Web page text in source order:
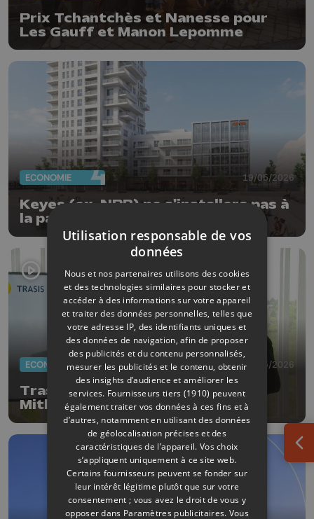
Prix Tchantchès et Nanesse pour
Les Gauff et Manon Lepomme
ECONOMIE 19/05/2026
Keyes (ex-NRB) ne s'installera pas à
la patinoire de Liège
ECONOMIE 19/05/2026
Trasis rachète l'ancien site de
Mithra à Flémalle
Utilisation responsable de vos
données
Nous et nos partenaires utilisons des cookies
et des technologies similaires pour stocker et
accéder à des informations sur votre appareil
et traiter des données personnelles, telles que
votre adresse IP, des identifiants uniques et
des données de navigation, afin de proposer
des publicités et du contenu personnalisés,
mesurer les publicités et le contenu, obtenir
des insights d’audience et améliorer les
services. Fournisseurs tiers (1910) peuvent
également traiter vos données à ces fins et à
d’autres, notamment en utilisant des données
de géolocalisation précises et des
caractéristiques de l’appareil. Vos choix
s’appliquent uniquement à ce site web.
Certains fournisseurs peuvent se fonder sur
leur intérêt légitime plutôt que sur votre
consentement ; vous avez le droit de vous y
opposer dans Paramètres publicitaires. Vous